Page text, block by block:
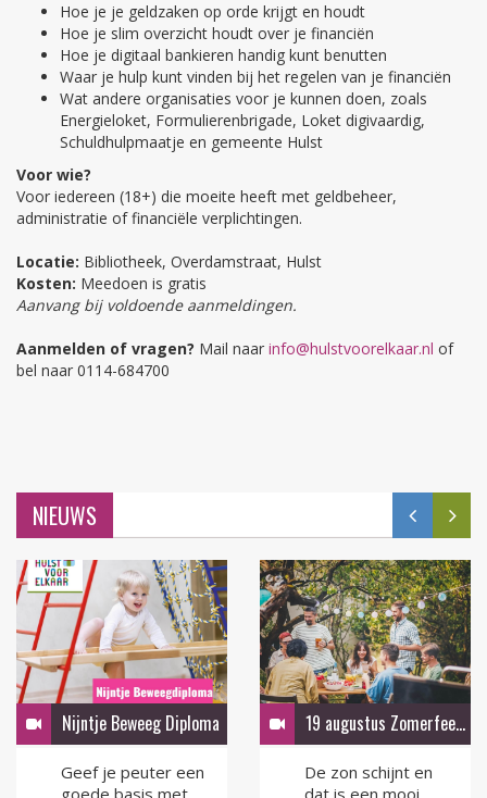
Hoe je je geldzaken op orde krijgt en houdt
Hoe je slim overzicht houdt over je financiën
Hoe je digitaal bankieren handig kunt benutten
Waar je hulp kunt vinden bij het regelen van je financiën
Wat andere organisaties voor je kunnen doen, zoals
Energieloket, Formulierenbrigade, Loket digivaardig,
Schuldhulpmaatje en gemeente Hulst
Voor wie?
Voor iedereen (18+) die moeite heeft met geldbeheer,
administratie of financiële verplichtingen.
Locatie: Bibliotheek, Overdamstraat, Hulst
Kosten: Meedoen is gratis
Aanvang bij voldoende aanmeldingen.
Aanmelden of vragen? Mail naar info@hulstvoorelkaar.nl of
bel naar 0114-684700
NIEUWS
Nijntje Beweeg Diploma
Geef je peuter een
goede basis met
19 augustus Zomerfeest in de tuin
De zon schijnt en
dat is een mooi